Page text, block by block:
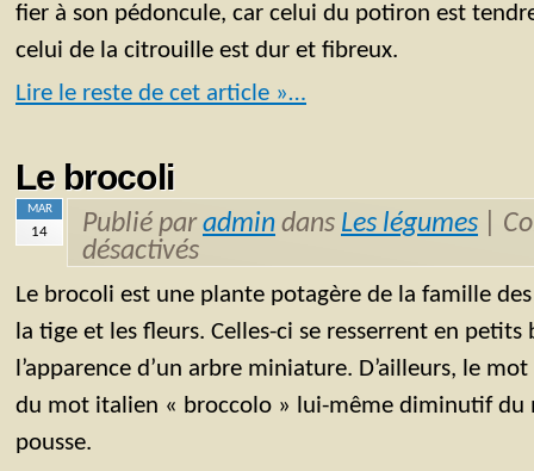
fier à son pédoncule, car celui du potiron est
celui de la citrouille est dur et fibreux.
Lire le reste de cet article »…
Le brocoli
MAR
14 Publié paradmin dans Les légumes
désactivés
Le brocoli est une plante potagère de la famille
la tige et les fleurs. Celles-ci se resserrent en
l’apparence d’un arbre miniature. D’ailleurs, le
du mot italien « broccolo » lui-même diminutif du
pousse.